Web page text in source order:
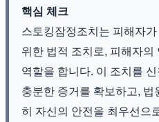
핵심 체크
스토킹잠정조치는 피해자
위한 법적 조치로, 피해자
역할을 합니다. 이 조치를
충분한 증거를 확보하고, 법
히 자신의 안전을 최우선으